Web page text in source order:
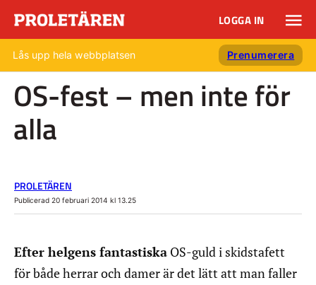
LOGGA IN
Lås upp hela webbplatsen Prenumerera
OS-fest – men inte för
alla
PROLETÄREN
Publicerad 20 februari 2014 kl 13.25
Efter helgens fantastiska OS-guld i skidstafett
för både herrar och damer är det lätt att man faller